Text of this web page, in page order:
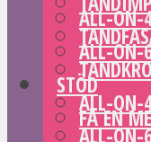
ALL-ON-
ALL-ON-
STÖD
FÅ EN
ALL-ON-
ALL-ON-